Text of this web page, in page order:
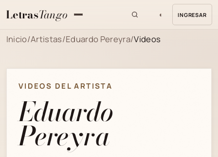
LetrasTango ◐ INGRESAR
Inicio/Artistas/Eduardo Pereyra/Videos
VIDEOS DEL ARTISTA
Eduardo
Pereyra